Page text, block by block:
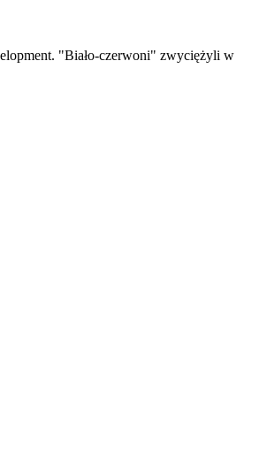
"Biało-czerwoni" zwyciężyli w